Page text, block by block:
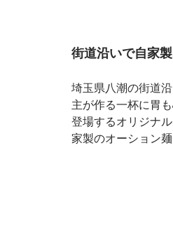
街道沿いで自家
埼玉県八潮の街道
主が作る一杯に胃
登場するオリジナ
家製のオーション